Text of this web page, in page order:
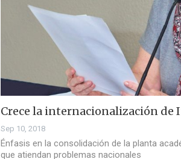
Crece la internacionalización de
Sep 10, 2018
Énfasis en la consolidación de la planta
que atiendan problemas nacionales